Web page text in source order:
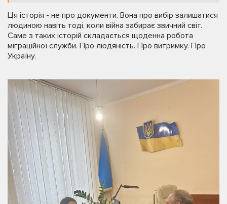
Ця історія - не про документи. Вона про вибір залишатися
людиною навіть тоді, коли війна забирає звичний світ.
Саме з таких історій складається щоденна робота
міграційної служби. Про людяність. Про витримку. Про
Україну.